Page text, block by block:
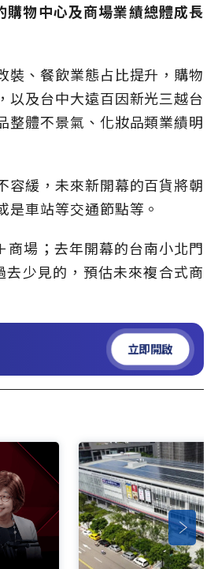
物中心及商場業績總體成長
裝、餐飲業態占比提升，購物
以及台中大遠百因新光三越台
整體不景氣、化妝品類業績明
容緩，未來新開幕的百貨將朝
車站等交通節點等。
場；去年開幕的台南小北門
少見的，預估未來複合式商
立即開啟